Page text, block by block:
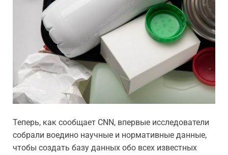
Теперь, как сообщает CNN, впервые исследователи
собрали воедино научные и нормативные данные,
чтобы создать базу данных обо всех известных